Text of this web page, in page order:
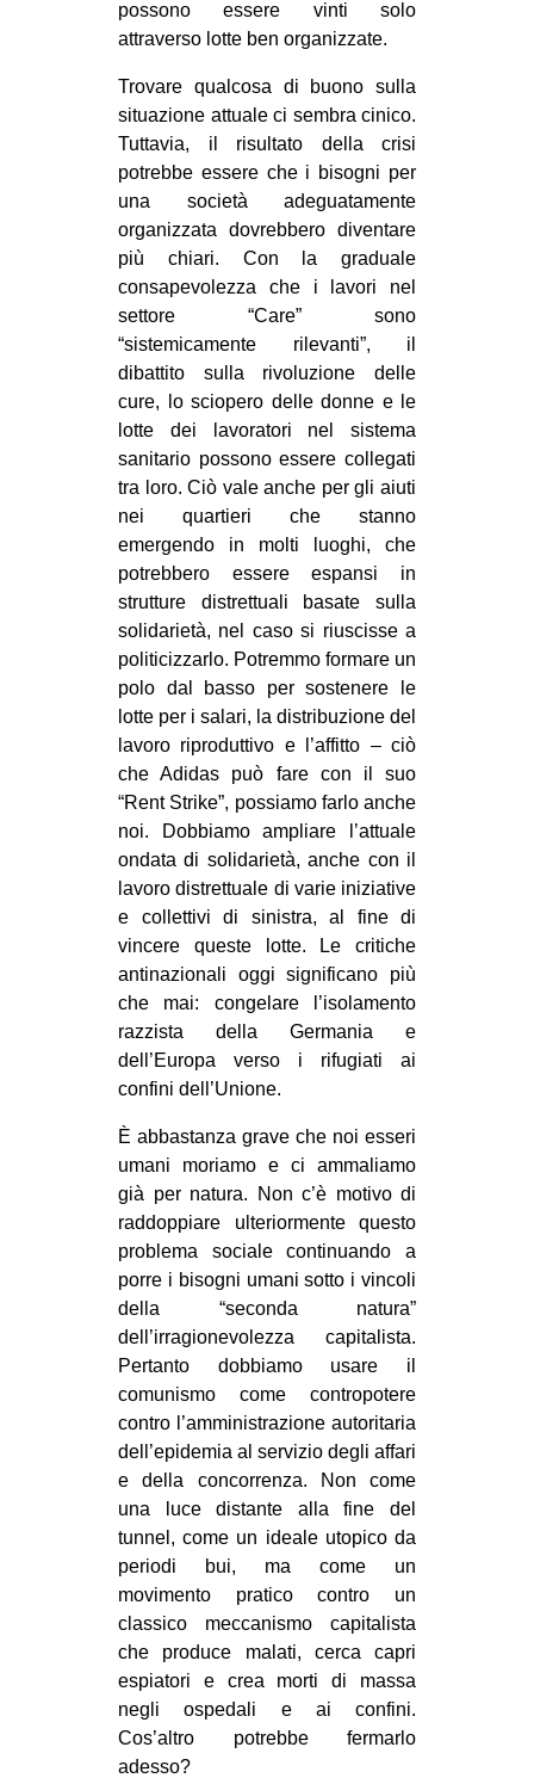
possono essere vinti solo
attraverso lotte ben organizzate.
Trovare qualcosa di buono sulla
situazione attuale ci sembra cinico.
Tuttavia, il risultato della crisi
potrebbe essere che i bisogni per
una società adeguatamente
organizzata dovrebbero diventare
più chiari. Con la graduale
consapevolezza che i lavori nel
settore “Care” sono
“sistemicamente rilevanti”, il
dibattito sulla rivoluzione delle
cure, lo sciopero delle donne e le
lotte dei lavoratori nel sistema
sanitario possono essere collegati
tra loro. Ciò vale anche per gli aiuti
nei quartieri che stanno
emergendo in molti luoghi, che
potrebbero essere espansi in
strutture distrettuali basate sulla
solidarietà, nel caso si riuscisse a
politicizzarlo. Potremmo formare un
polo dal basso per sostenere le
lotte per i salari, la distribuzione del
lavoro riproduttivo e l’affitto – ciò
che Adidas può fare con il suo
“Rent Strike”, possiamo farlo anche
noi. Dobbiamo ampliare l’attuale
ondata di solidarietà, anche con il
lavoro distrettuale di varie iniziative
e collettivi di sinistra, al fine di
vincere queste lotte. Le critiche
antinazionali oggi significano più
che mai: congelare l’isolamento
razzista della Germania e
dell’Europa verso i rifugiati ai
confini dell’Unione.
È abbastanza grave che noi esseri
umani moriamo e ci ammaliamo
già per natura. Non c’è motivo di
raddoppiare ulteriormente questo
problema sociale continuando a
porre i bisogni umani sotto i vincoli
della “seconda natura”
dell’irragionevolezza capitalista.
Pertanto dobbiamo usare il
comunismo come contropotere
contro l’amministrazione autoritaria
dell’epidemia al servizio degli affari
e della concorrenza. Non come
una luce distante alla fine del
tunnel, come un ideale utopico da
periodi bui, ma come un
movimento pratico contro un
classico meccanismo capitalista
che produce malati, cerca capri
espiatori e crea morti di massa
negli ospedali e ai confini.
Cos’altro potrebbe fermarlo
adesso?